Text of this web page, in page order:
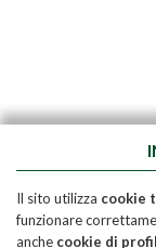
Il sito utilizza cookie
funzionare
anche cookie di